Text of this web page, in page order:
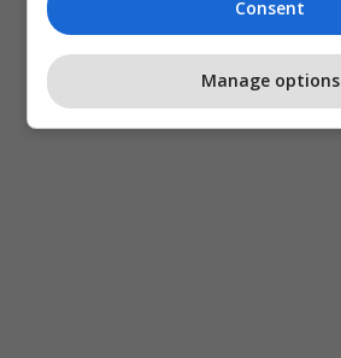
Consent
Manage options